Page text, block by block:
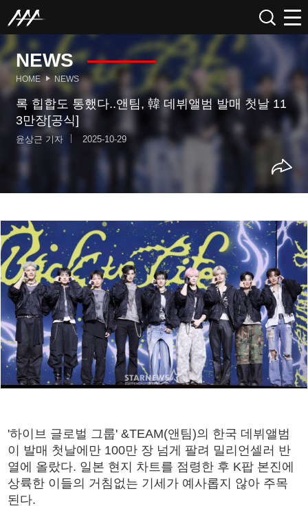
NEWS
HOME NEWS
록 힙합도 통했다..앤팀, 韓 데뷔앨범 발매 첫날 11
3만장[공식]
윤상근 기자 2025-10-29
'하이브 글로벌 그룹' &TEAM(앤팀)의 한국 데뷔앨범
이 발매 첫날에만 100만 장 넘게 팔려 밀리언셀러 반
열에 올랐다. 일본 현지 차트를 점령한 후 K팝 본진에
상륙한 이들의 거침없는 기세가 예사롭지 않아 주목
된다.